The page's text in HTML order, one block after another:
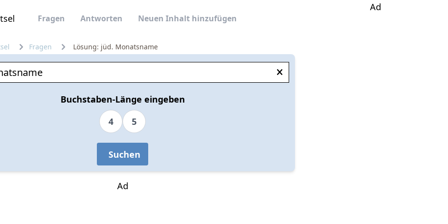
Fragen Antworten Neuen Inhalt hinzufügen
Ad
Fragen Lösung: jüd. Monatsname
Buchstaben-Länge eingeben
4
5
Suchen
Ad